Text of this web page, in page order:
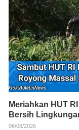
Meriahkan HUT
Bersih
06/08/2026